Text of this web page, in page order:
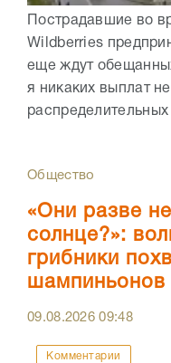
Пострадавшие во
Wildberries
еще ждут
я никаких выплат
Общество
«Они разве
солнце?»:
грибники
шампиньонов
09.08.202609:48
Комментарии